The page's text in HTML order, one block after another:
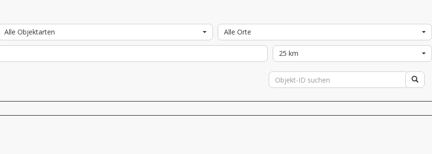
Alle Objektarten Alle Orte
25 km